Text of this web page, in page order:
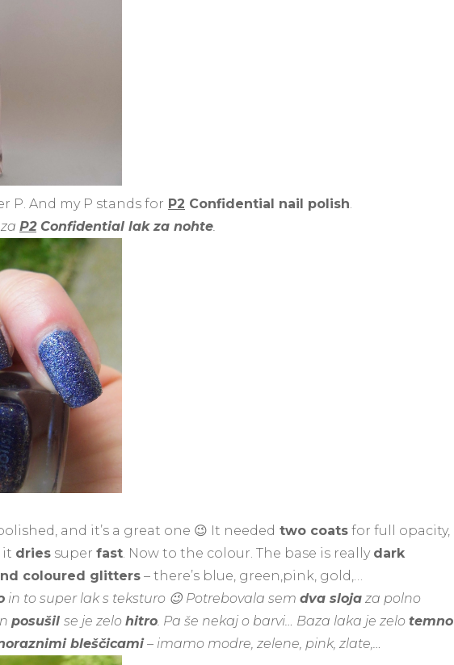
P. And my P stands for P2 Confidential nail polish.
P2Confidential lak za nohte.
and it’s a great one 😉 It needed two coats for full opacity,
it dries super fast . Now to the colour. The base is really dark
coloured glitters – there’s blue, green,pink, gold,…
in to super lak s teksturo 😉 Potrebovala sem dva sloja za polno
posušil se je zelo hitro . Pa še nekaj o barvi… Baza laka je zelo temno
bleščicami– imamo modre, zelene, pink, zlate,…